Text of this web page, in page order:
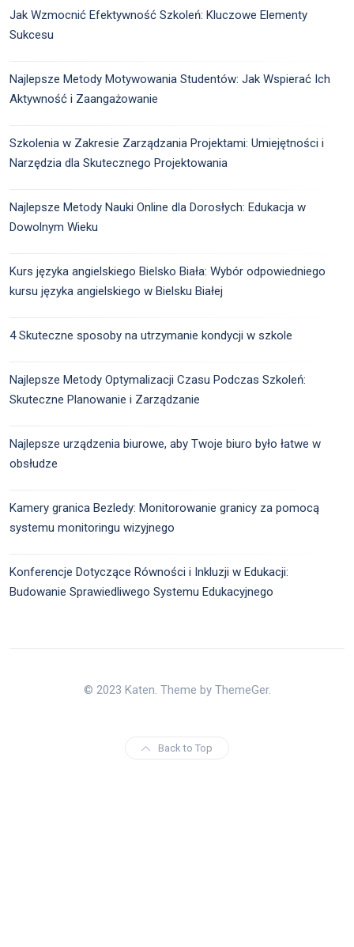
Jak Wzmocnić Efektywność Szkoleń: Kluczowe Elementy
Sukcesu
Najlepsze Metody Motywowania Studentów: Jak Wspierać Ich
Aktywność i Zaangażowanie
Szkolenia w Zakresie Zarządzania Projektami: Umiejętności i
Narzędzia dla Skutecznego Projektowania
Najlepsze Metody Nauki Online dla Dorosłych: Edukacja w
Dowolnym Wieku
Kurs języka angielskiego Bielsko Biała: Wybór odpowiedniego
kursu języka angielskiego w Bielsku Białej
4 Skuteczne sposoby na utrzymanie kondycji w szkole
Najlepsze Metody Optymalizacji Czasu Podczas Szkoleń:
Skuteczne Planowanie i Zarządzanie
Najlepsze urządzenia biurowe, aby Twoje biuro było łatwe w
obsłudze
Kamery granica Bezledy: Monitorowanie granicy za pomocą
systemu monitoringu wizyjnego
Konferencje Dotyczące Równości i Inkluzji w Edukacji:
Budowanie Sprawiedliwego Systemu Edukacyjnego
© 2023 Katen. Theme by ThemeGer.
Back to Top